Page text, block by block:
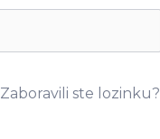
Zaboravili ste lozinku?